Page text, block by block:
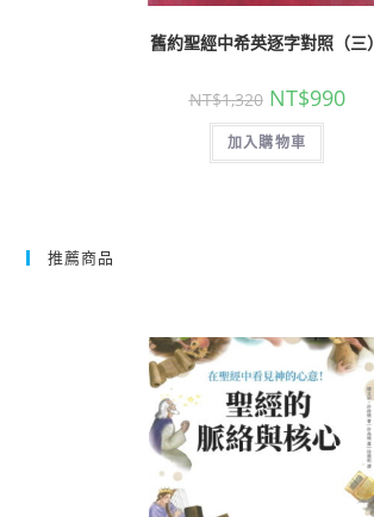
舊約聖經中希英逐字對照（三）
NT$1,320 NT$990
加入購物車
推薦商品